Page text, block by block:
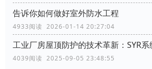
告诉你如何做好室外防水工程
4933阅读 2026-01-14 20:27:04
4039阅读 2025-09-05 23:48:55